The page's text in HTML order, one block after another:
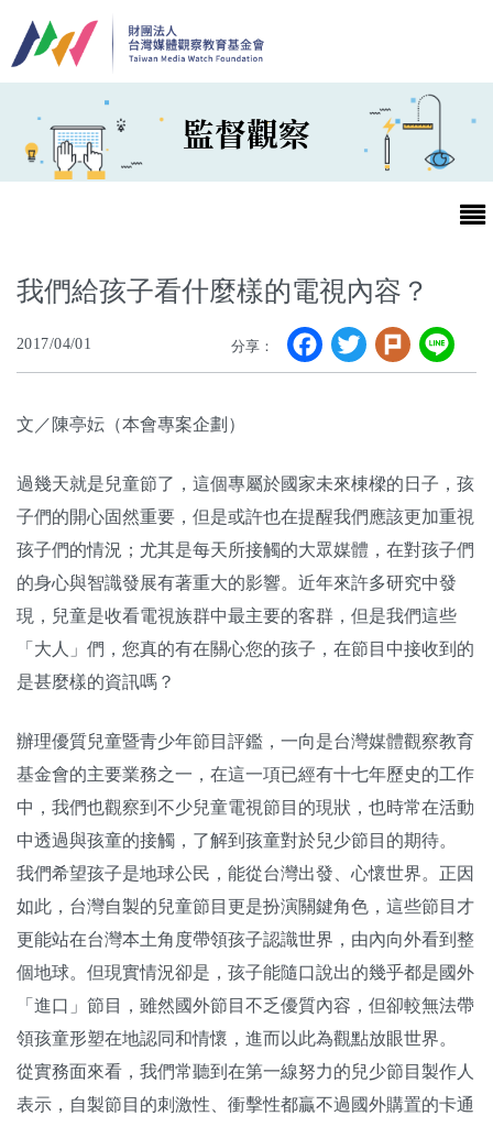
監督觀察
最新消息
第25屆台灣兒童及少年優質節目活動官網
關於我們
監督觀察
優質兒少
申訴
捐款支持
我們給孩子看什麼樣的電視內容？
2017/04/01 分享： Facebook
Twitter
Plurk
文／陳亭妘（本會專案企劃）
過幾天就是兒童節了，這個專屬於國家未來棟樑的日子，孩
子們的開心固然重要，但是或許也在提醒我們應該更加重視
孩子們的情況；尤其是每天所接觸的大眾媒體，在對孩子們
的身心與智識發展有著重大的影響。近年來許多研究中發
現，兒童是收看電視族群中最主要的客群，但是我們這些
「大人」們，您真的有在關心您的孩子，在節目中接收到的
是甚麼樣的資訊嗎？
辦理優質兒童暨青少年節目評鑑，一向是台灣媒體觀察教育
基金會的主要業務之一，在這一項已經有十七年歷史的工作
中，我們也觀察到不少兒童電視節目的現狀，也時常在活動
中透過與孩童的接觸，了解到孩童對於兒少節目的期待。
我們希望孩子是地球公民，能從台灣出發、心懷世界。正因
如此，台灣自製的兒童節目更是扮演關鍵角色，這些節目才
更能站在台灣本土角度帶領孩子認識世界，由內向外看到整
個地球。但現實情況卻是，孩子能隨口說出的幾乎都是國外
「進口」節目，雖然國外節目不乏優質內容，但卻較無法帶
領孩童形塑在地認同和情懷，進而以此為觀點放眼世界。
從實務面來看，我們常聽到在第一線努力的兒少節目製作人
表示，自製節目的刺激性、衝擊性都贏不過國外購置的卡通